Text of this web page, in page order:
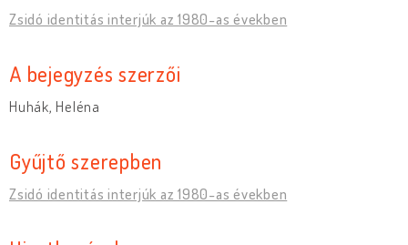
Zsidó identitás interjúk az 1980-as években
A bejegyzés szerzői
Huhák, Heléna
Gyűjtő szerepben
Zsidó identitás interjúk az 1980-as években